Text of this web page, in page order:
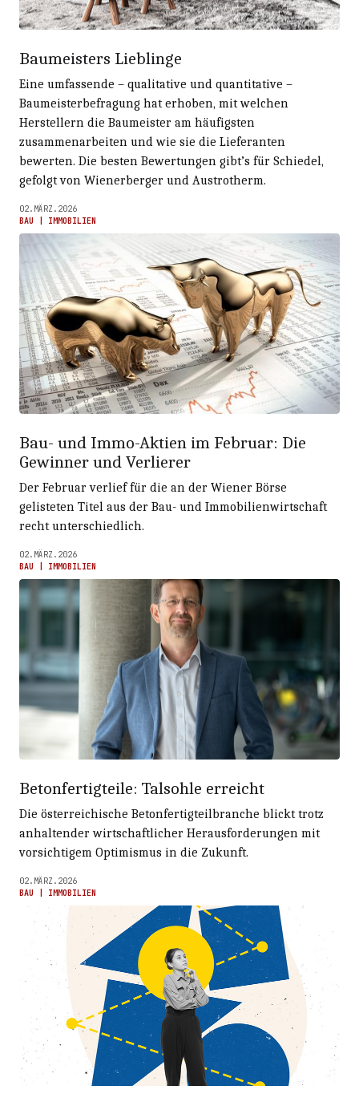
Baumeisters Lieblinge
Eine umfassende – qualitative und quantitative –
Baumeisterbefragung hat erhoben, mit welchen
Herstellern die Baumeister am häufigsten
zusammenarbeiten und wie sie die Lieferanten
bewerten. Die besten Bewertungen gibt’s für Schiedel,
gefolgt von Wienerberger und Austrotherm.
02.MÄRZ.2026
BAU | IMMOBILIEN
Bau- und Immo-Aktien im Februar: Die
Gewinner und Verlierer
Der Februar verlief für die an der Wiener Börse
gelisteten Titel aus der Bau- und Immobilienwirtschaft
recht unterschiedlich.
02.MÄRZ.2026
BAU | IMMOBILIEN
Betonfertigteile: Talsohle erreicht
Die österreichische Betonfertigteilbranche blickt trotz
anhaltender wirtschaftlicher Herausforderungen mit
vorsichtigem Optimismus in die Zukunft.
02.MÄRZ.2026
BAU | IMMOBILIEN